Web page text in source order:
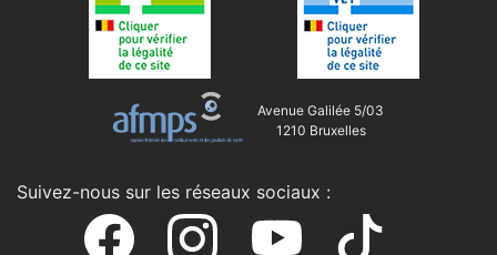
Avenue Galilée 5/03
1210 Bruxelles
Suivez-nous sur les réseaux sociaux :